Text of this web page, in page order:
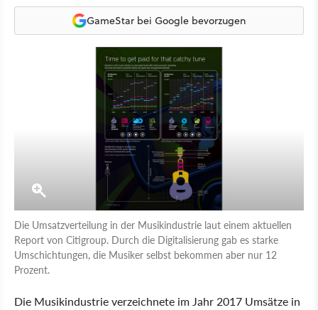
GameStar bei Google bevorzugen
Die Umsatzverteilung in der Musikindustrie laut einem aktuellen
Report von Citigroup. Durch die Digitalisierung gab es starke
Umschichtungen, die Musiker selbst bekommen aber nur 12
Prozent.
Die Musikindustrie verzeichnete im Jahr 2017 Umsätze in